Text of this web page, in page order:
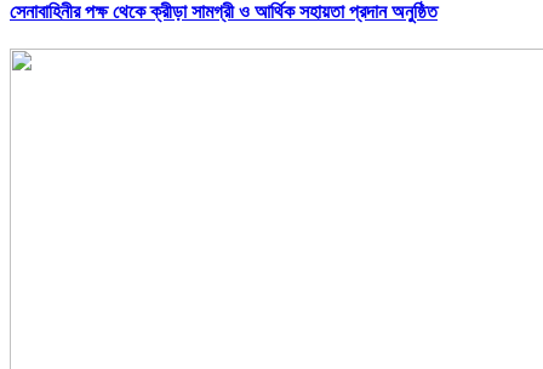
সেনাবাহিনীর পক্ষ থেকে ক্রীড়া সামগ্রী ও আর্থিক সহায়তা প্রদান অনুষ্ঠিত